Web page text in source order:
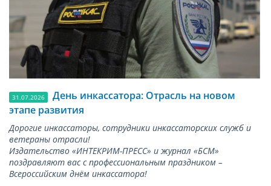
31.07.2026
День инкассатора: Отрасль на новом
этапе развития
Дорогие инкассаторы, сотрудники инкассаторских служб и
ветераны отрасли!
Издательство «ИНТЕКРИМ-ПРЕСС» и журнал «БСМ»
поздравляют вас с профессиональным праздником –
Всероссийским днём инкассатора!